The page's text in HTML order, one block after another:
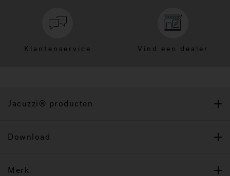
Klantenservice Vind een dealer
Jacuzzi® producten
Download
Merk